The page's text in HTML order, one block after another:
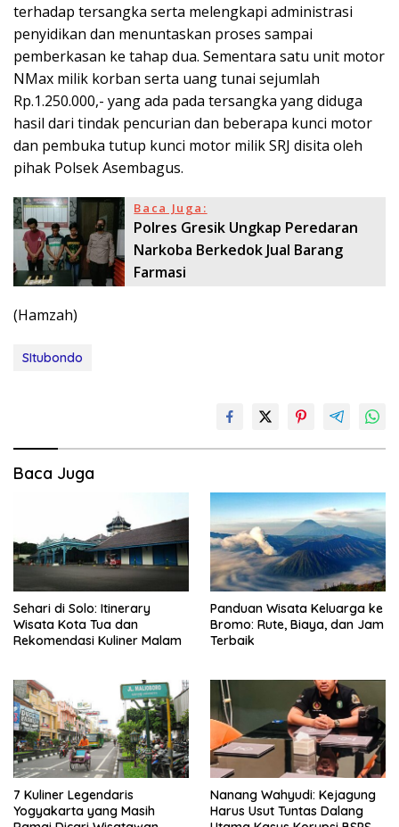
terhadap tersangka serta melengkapi administrasi
penyidikan dan menuntaskan proses sampai
pemberkasan ke tahap dua. Sementara satu unit motor
NMax milik korban serta uang tunai sejumlah
Rp.1.250.000,- yang ada pada tersangka yang diduga
hasil dari tindak pencurian dan beberapa kunci motor
dan pembuka tutup kunci motor milik SRJ disita oleh
pihak Polsek Asembagus.
Baca Juga:
Polres Gresik Ungkap Peredaran
Narkoba Berkedok Jual Barang
Farmasi
(Hamzah)
SItubondo
Baca Juga
Sehari di Solo: Itinerary
Wisata Kota Tua dan
Rekomendasi Kuliner Malam
Panduan Wisata Keluarga ke
Bromo: Rute, Biaya, dan Jam
Terbaik
7 Kuliner Legendaris
Yogyakarta yang Masih
Nanang Wahyudi: Kejagung
Harus Usut Tuntas Dalang